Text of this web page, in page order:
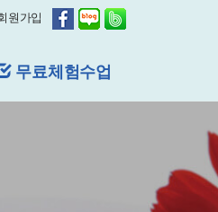
원가입
레벨평가신청